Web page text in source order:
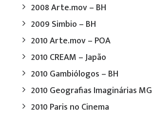
2008 Arte.mov – BH
2009 Simbio – BH
2010 Arte.mov – POA
2010 CREAM – Japão
2010 Gambiólogos – BH
2010 Geografias Imaginárias MG
2010 Paris no Cinema